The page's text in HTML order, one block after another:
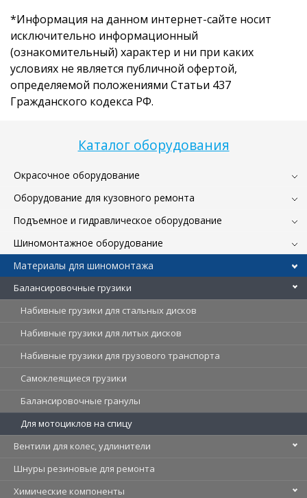
Каталог оборудования
Окрасочное оборудование
Оборудование для кузовного ремонта
Подъемное и гидравлическое оборудование
Шиномонтажное оборудование
Материалы для шиномонтажа
Балансировочные грузики
Набивные грузики для стальных дисков
Набивные грузики для литых дисков
Набивные грузики для грузового транспорта
Самоклеящиеся грузики
Балансировочные гранулы
Для мотоциклов на спицу
Вентили для колес, удлинители
Шнуры резиновые для ремонта
Химические компоненты
*Информация на данном интернет-сайте носит
исключительно информационный
(ознакомительный) характер и ни при каких
условиях не является публичной офертой,
определяемой положениями Статьи 437
Гражданского кодекса РФ.